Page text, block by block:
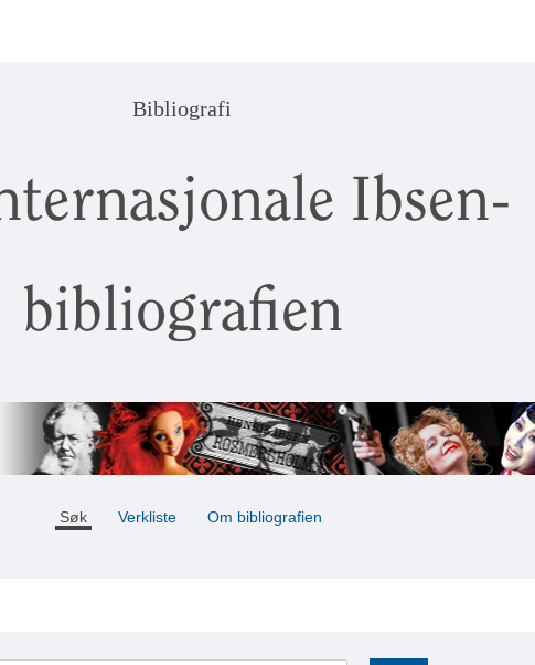
Bibliografi
Ibsen-
bibliografien
Søk Verkliste Om bibliografien